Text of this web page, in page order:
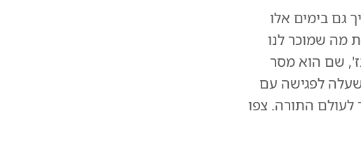
גם בימים אלו
מה שמוכר לנו
שם הוא מסר
שעלה לפגישה עם
לעולם התורה. צפו